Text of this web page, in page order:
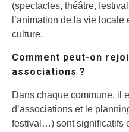
(spectacles, théâtre,
l’animation de la vie locale
culture.
Comment peut-on
associations ?
Dans chaque commune, il
d’associations et le
festival…) sont significatifs